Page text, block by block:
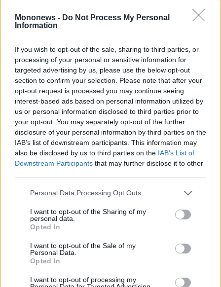
Mononews - Do Not Process My Personal
Information
If you wish to opt-out of the sale, sharing to third parties, or
processing of your personal or sensitive information for
targeted advertising by us, please use the below opt-out
section to confirm your selection. Please note that after your
opt-out request is processed you may continue seeing
interest-based ads based on personal information utilized by
us or personal information disclosed to third parties prior to
your opt-out. You may separately opt-out of the further
disclosure of your personal information by third parties on the
IAB’s list of downstream participants. This information may
also be disclosed by us to third parties on the IAB’s List of
Downstream Participants that may further disclose it to other
Personal Data Processing Opt Outs
I want to opt-out of the Sharing of my
personal data.
Opted In
I want to opt-out of the Sale of my
Personal Data.
Opted In
I want to opt-out of processing my
Η αμερικανική επιρροή στο